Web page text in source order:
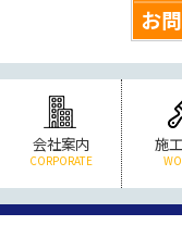
お
会社案内
CORPORATE
施